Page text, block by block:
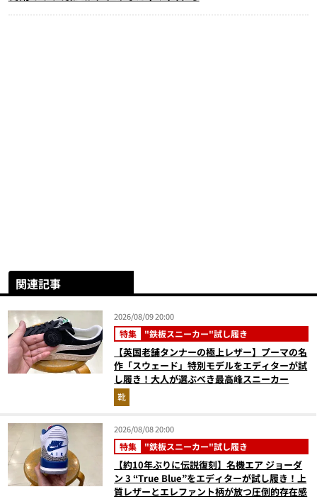
関連記事
2026/08/09 20:00
特集 "鉄板スニーカー"試し履き
【英国老舗タンナーの極上レザー】プーマの名
作「スウェード」特別モデルをエディターが試
し履き！大人が選ぶべき最高峰スニーカー
靴
2026/08/08 20:00
特集 "鉄板スニーカー"試し履き
【約10年ぶりに伝説復刻】名機エア ジョーダ
ン 3 “True Blue”をエディターが試し履き！上
質レザーとエレファント柄が放つ圧倒的存在感